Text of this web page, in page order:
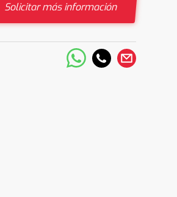
Solicitar más información